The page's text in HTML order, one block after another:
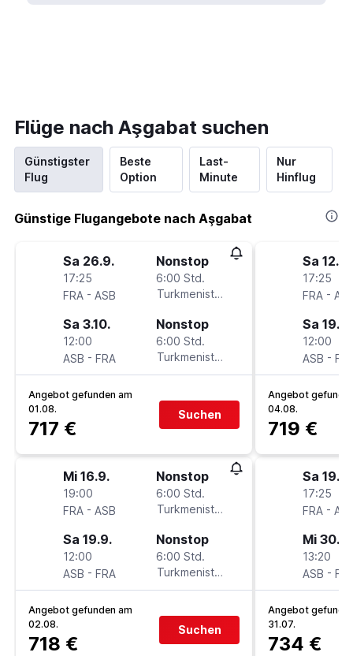
Flüge nach Aşgabat suchen
Günstigster
Flug
Beste
Option
Last-
Minute
Nur
Hinflug
Günstige Flugangebote nach Aşgabat
Sa 26.9.
17:25
FRA - ASB
Nonstop
6:00 Std.
Turkmenistan Airlines
Sa 3.10.
12:00
ASB - FRA
Nonstop
6:00 Std.
Turkmenistan Airlines
Angebot gefunden am
01.08.
717 €
Suchen
Mi 16.9.
19:00
FRA - ASB
Nonstop
6:00 Std.
Turkmenistan Airlines
Sa 19.9.
12:00
ASB - FRA
Nonstop
6:00 Std.
Turkmenistan Airlines
Angebot gefunden am
02.08.
718 €
Suchen
Sa 12.9.
17:25
FRA -
Sa 19.9.
12:00
ASB -
Angebot
04.08.
719 €
Sa 19.9.
17:25
FRA -
Mi 30.9.
13:20
ASB -
Angebot
31.07.
734 €